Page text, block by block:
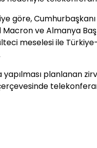
göre,
Macron ve Almanya
meselesi ile
yapılması planlanan